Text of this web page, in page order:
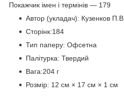
Покажчик імен і термінів — 179
Автор (укладач): Кузенков П.В.
Сторінк:184
Тип паперу: Офсетна
Палітурка: Твердий
Вага:204 г
Розмір: 12 см × 17 см × 1 см